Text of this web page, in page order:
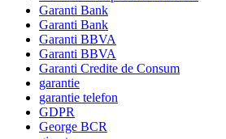
Garanti Bank
Garanti Bank
Garanti BBVA
Garanti BBVA
Garanti Credite de Consum
garantie
garantie telefon
GDPR
George BCR